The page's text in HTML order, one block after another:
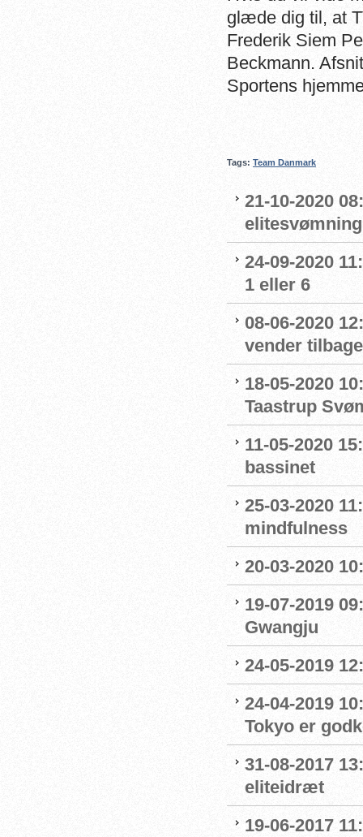
glæde dig til, at
Frederik Siem
Beckmann.
Sportens
Tags: Team Danmark
21-10-2020
24-09-2020
1 eller 6
08-06-2020
vender
18-05-2020
Taastrup
11-05-2020
bassinet
25-03-2020
mindfulness
20-03-2020
19-07-2019
Gwangju
24-05-2019
24-04-2019
Tokyo er
31-08-2017
eliteidræt
19-06-2017